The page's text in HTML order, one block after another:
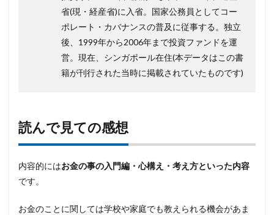
省(現・経産省)に入省。国家公務員としてコー
ポレート・カバナンスの普及に従事する。独立
後、1999年から2006年まで投資ファンドを運
営。現在、シンガポール在住(本データはこの書
籍が刊行された当時に掲載されていたものです)
読んで見ての感想
内容的にはお金の事の入門編・心構え・考え方といった内容
です。
お金のことに関しては学校や家庭でも教えられる機会があま